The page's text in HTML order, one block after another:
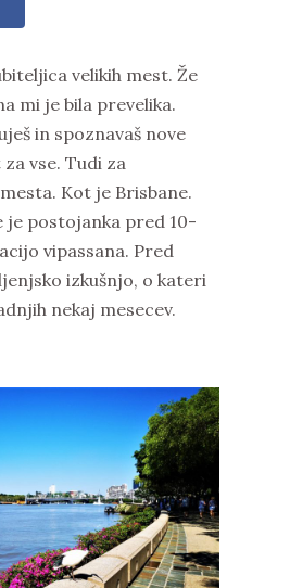
velikih mest. Že
mi je bila prevelika.
in spoznavaš nove
vse. Tudi za
Kot je Brisbane.
je postojanka pred 10-
vipassana. Pred
izkušnjo, o kateri
nekaj mesecev.